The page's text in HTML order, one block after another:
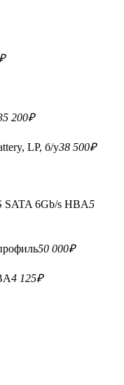
200₽
LP, б/у38 500₽
SATA 6Gb/s HBA5
50 000₽
4 125₽